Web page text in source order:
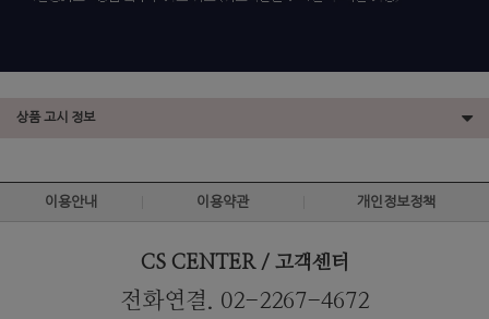
상품 고시 정보
이용안내 이용약관 개인정보정책
CS CENTER / 고객센터
전화연결. 02-2267-4672